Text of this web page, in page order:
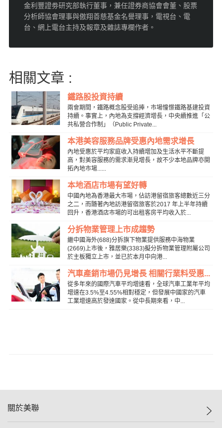
金利豐證劵研究部執行董事，兼任證券商協會會董、股票
分析師協會理事與傲翔善慈基金名譽理事，電視台、電
台、網上電台主持及報章及雜誌專欄作者。
相關文章 :
鐵路股投資持續
兩會期間，鐵路概念股受追捧，市場憧憬鐵路基建投資
持續。事實上，內地為支撐經濟增長，中央續推進「公
共私營合作制」（Public Private...
本港美容服務品牌受惠內地需求增長
內地受惠於平均家庭收入持續增加及生活水平不斷提
高，對美容服務的需求漸見增長，故不少本地品牌亦開
拓內地市場......
本地酒店市場有望好轉
中國內地為香港最大市場，佔訪港留宿旅客總數近三分
之二，而隨著內地訪港留宿旅客於2017 年上半年持續
回升，香港酒店市場的可出租客房平均收入於...
分拆物業管理上市成趨勢
繼中國海外(688)分拆旗下物業提供服務中海物業
(2669)上市後，雅居樂(3383)擬分拆物業管理附屬公司
於主板獨立上市，並已於本月中向港...
汽車產銷市場仍見增長 相關行業料受惠...
從多年來的國際汽車平均增速看，全球汽車工業年平均
增速在3.5%至4.55%相對穩定，但發展中國家的汽車
工業增速高於發達國家。從中長期來看，中...
關於美聯